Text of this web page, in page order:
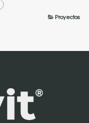
Proyectos